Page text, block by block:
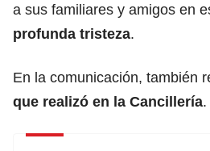
a sus familiares y amigos en
profunda tristeza.
En la comunicación, también
que realizó en la Cancillería.